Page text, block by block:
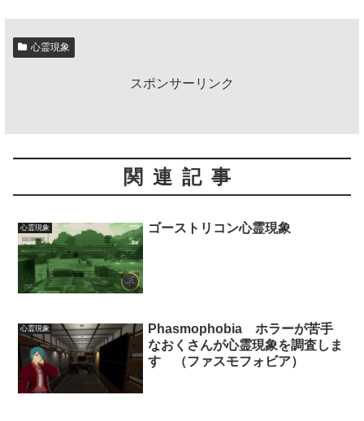
心霊現象
スポンサーリンク
関連記事
心霊現象 ゴーストリコン心霊現象
心霊現象
Phasmophobia ホラーが苦手
なおくさんが心霊現象を調査しま
す （ファスモフォビア）